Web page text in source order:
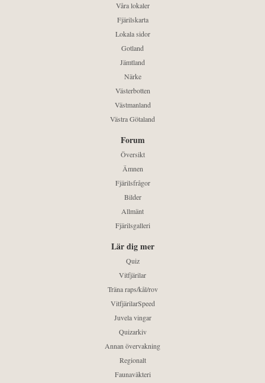
Våra lokaler
Fjärilskarta
Lokala sidor
Gotland
Jämtland
Närke
Västerbotten
Västmanland
Västra Götaland
Forum
Översikt
Ämnen
Fjärilsfrågor
Bilder
Allmänt
Fjärilsgalleri
Lär dig mer
Quiz
Vitfjärilar
Träna raps/kål/rov
VitfjärilarSpeed
Juvela vingar
Quizarkiv
Annan övervakning
Regionalt
Faunaväkteri